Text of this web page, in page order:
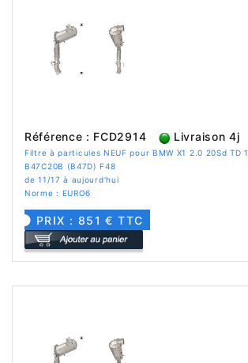
Référence : FCD2914 Livraison 4j
Filtre à particules NEUF pour BMW X1 2.0 20Sd TD
B47C20B (B47D) F48
de 11/17 à aujourd'hui
Norme : EURO6
PRIX : 851 € TTC